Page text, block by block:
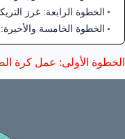
الخطوة الرابعة: غرز
الخطوة الخامسة والأخيرة:
الخطوة الأولى: عمل كرة